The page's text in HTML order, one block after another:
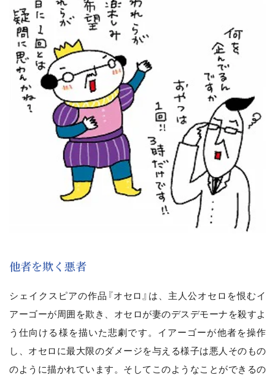
他者を欺く悪者
シェイクスピアの作品『オセロ』は、主人公オセロを恨むイ
アーゴーが周囲を欺き、オセロが妻のデスデモーナを殺すよ
う仕向ける様を描いた悲劇です。イアーゴーが他者を操作
し、オセロに最大限のダメージを与える様子は悪人そのもの
のように描かれています。そしてこのようなことができるの